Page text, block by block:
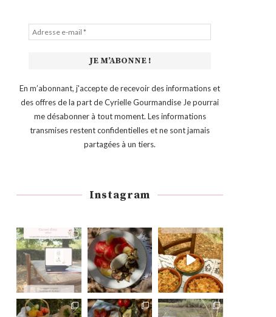
En m’abonnant, j'accepte de recevoir des informations et
des offres de la part de Cyrielle Gourmandise Je pourrai
me désabonner à tout moment. Les informations
transmises restent confidentielles et ne sont jamais
partagées à un tiers.
Instagram